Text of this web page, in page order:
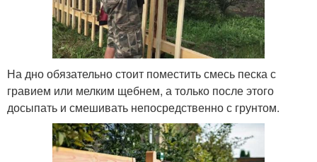
На дно обязательно стоит поместить смесь песка с
гравием или мелким щебнем, а только после этого
досыпать и смешивать непосредственно с грунтом.